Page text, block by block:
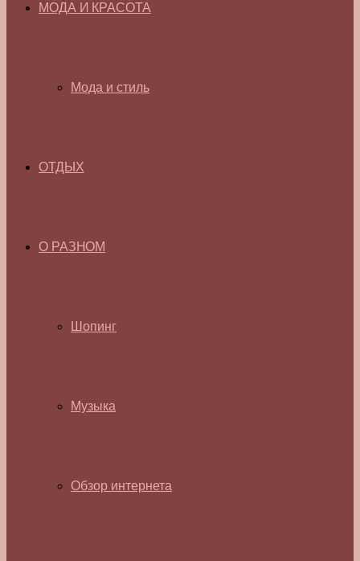
МОДА И КРАСОТА
Мода и стиль
ОТДЫХ
О РАЗНОМ
Шопинг
Музыка
Обзор интернета